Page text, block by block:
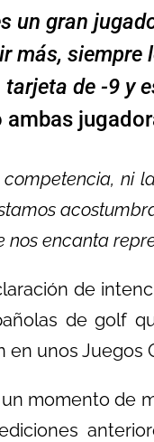
un gran
más, siempre
de -9 y
competencia, ni
encanta
de
de golf
en unos Juegos
momento de